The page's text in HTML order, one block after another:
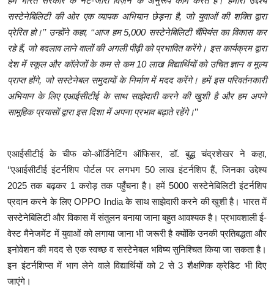
सस्टेनेबिलिटी की ओर एक व्यापक अभियान छेड़ना है, जो युवाओं की शक्ति द्वारा
प्रेरित हो।’’ उन्होंने कहा, ‘‘आज हम 5,000 सस्टेनेबिलिटी चैंपियंस का विकास कर
रहे हैं, जो बदलाव लाने वालों की अगली पीढ़ी को प्रभावित करेंगे। इस कार्यक्रम द्वारा
देश में स्कूल और कॉलेजों के कम से कम 10 लाख विद्यार्थियों को उचित ज्ञान व मूल्य
प्राप्त होंगे, जो सस्टेनेबल समुदायों के निर्माण में मदद करेंगे। हमें इस परिवर्तनकारी
अभियान के लिए एआईसीटीई के साथ साझेदारी करने की खुशी है और हम अपने
सामूहिक प्रयासों द्वारा इस दिशा में अपना प्रभाव बढ़ाते रहेंगे।’’
एआईसीटीई के चीफ को-ऑर्डिनेटिंग ऑफिसर, डॉ. बुद्ध चंद्रशेखर ने कहा,
‘‘एआईसीटीई इंटर्नशिप पोर्टल पर लगभग 50 लाख इंटर्नशिप हैं, जिनका उद्देश्य
2025 तक बढ़कर 1 करोड़ तक पहुँचना है। हमें 5000 सस्टेनेबिलिटी इंटर्नशिप
प्रदान करने के लिए OPPO India के साथ साझेदारी करने की खुशी है। भारत में
सस्टेनेबिलिटी और विकास में संतुलन बनाया जाना बहुत आवश्यक है। प्रभावशाली ई-
वेस्ट मैनेजमेंट में युवाओं को लगाया जाना भी जरूरी है क्योंकि उनकी प्रतिबद्धता और
इनोवेशन की मदद से एक स्वच्छ व सस्टेनेबल भविष्य सुनिश्चित किया जा सकता है।
इन इंटर्नशिप्स में भाग लेने वाले विद्यार्थियों को 2 से 3 शैक्षणिक क्रेडिट भी दिए
जाएंगे।